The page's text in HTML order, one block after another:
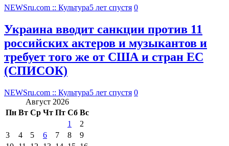
NEWSru.com :: Культура5 лет спустя 0
Украина вводит санкции против 11
российских актеров и музыкантов и
требует того же от США и стран ЕС
(СПИСОК)
NEWSru.com :: Культура5 лет спустя 0
Август 2026
Пн Вт Ср Чт Пт Сб Вс
1
2
3
4 5 6 7 8
9